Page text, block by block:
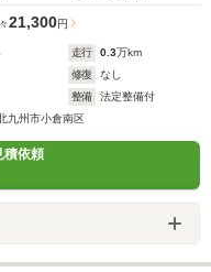
21,300円
走行 0.3万km
修復
なし
整備
法定整備付
九州市小倉南区
積依頼